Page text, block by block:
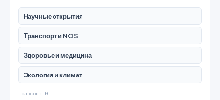
Научные открытия
Транспорт и NOS
Здоровье и медицина
Экология и климат
Голосов: 0